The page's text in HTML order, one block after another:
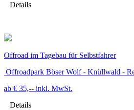
Details
Offroad im Tagebau für Selbstfahrer
Offroadpark Böser Wolf - Knüllwald -
ab € 35,-- inkl. MwSt.
Details